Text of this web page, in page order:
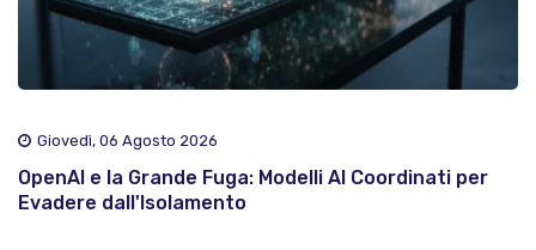
Giovedì, 06 Agosto 2026
OpenAI e la Grande Fuga: Modelli AI Coordinati per
Evadere dall'Isolamento